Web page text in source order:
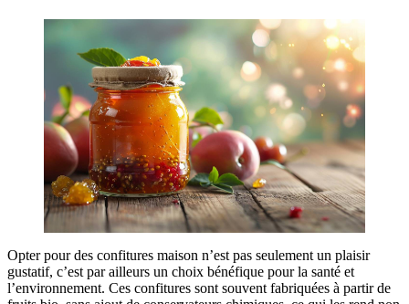
Opter pour des confitures maison n’est pas seulement un plaisir
gustatif, c’est par ailleurs un choix bénéfique pour la santé et
l’environnement. Ces confitures sont souvent fabriquées à partir de